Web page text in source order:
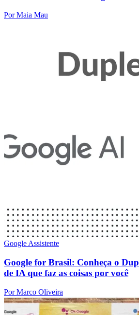
Por Maia Mau
Google Assistente
Google for Brasil: Conheça o
de IA que faz as coisas por você
Por Marco Oliveira